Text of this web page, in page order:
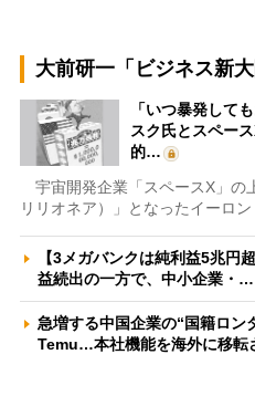
大前研一「ビジネス新
「いつ暴発して
スク氏とスペー
的…
宇宙開発企業「スペースX」の
リリオネア）」となったイーロ
【3メガバンクは純利益5兆円
益続出の一方で、中小企業・…
急増する中国企業の“国籍ロ
Temu…本社機能を海外に移